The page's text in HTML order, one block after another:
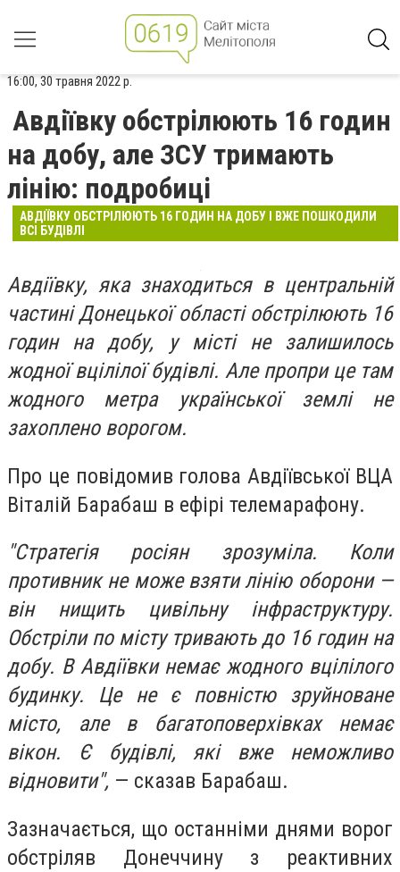
16:00, 30 травня 2022 р.
Авдіївку обстрілюють 16 годин
на добу, але ЗСУ тримають
лінію: подробиці
АВДІЇВКУ ОБСТРІЛЮЮТЬ 16 ГОДИН НА ДОБУ І ВЖЕ ПОШКОДИЛИ
ВСІ БУДІВЛІ
Авдіївку, яка знаходиться в центральній
частині Донецької області обстрілюють 16
годин на добу, у місті не залишилось
жодної вцілілої будівлі. Але пропри це там
жодного метра української землі не
захоплено ворогом.
Про це повідомив голова Авдіївської ВЦА
Віталій Барабаш в ефірі телемарафону.
"Стратегія росіян зрозуміла. Коли
противник не може взяти лінію оборони —
він нищить цивільну інфраструктуру.
Обстріли по місту тривають до 16 годин на
добу. В Авдіївки немає жодного вцілілого
будинку. Це не є повністю зруйноване
місто, але в багатоповерхівках немає
вікон. Є будівлі, які вже неможливо
відновити", — сказав Барабаш.
Зазначається, що останніми днями ворог
обстріляв Донеччину з реактивних